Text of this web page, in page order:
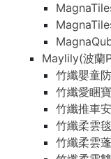
Maylily(波蘭
竹纖嬰童
竹纖愛睏
竹纖推車
竹纖柔雲毯
竹纖柔雲